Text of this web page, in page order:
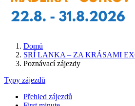
Domů
SRÍ LANKA – ZA KRÁSAMI
Poznávací zájezdy
Typy zájezdů
Přehled zájezdů